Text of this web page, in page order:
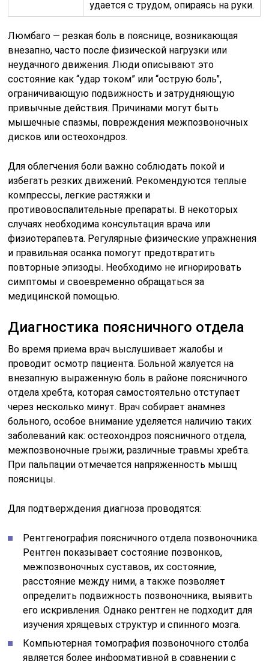
удается с трудом, опираясь на руки.
Люмбаго — резкая боль в пояснице, возникающая
внезапно, часто после физической нагрузки или
неудачного движения. Люди описывают это
состояние как “удар током” или “острую боль”,
ограничивающую подвижность и затрудняющую
привычные действия. Причинами могут быть
мышечные спазмы, повреждения межпозвоночных
дисков или остеохондроз.
Для облегчения боли важно соблюдать покой и
избегать резких движений. Рекомендуются теплые
компрессы, легкие растяжки и
противовоспалительные препараты. В некоторых
случаях необходима консультация врача или
физиотерапевта. Регулярные физические упражнения
и правильная осанка помогут предотвратить
повторные эпизоды. Необходимо не игнорировать
симптомы и своевременно обращаться за
медицинской помощью.
Диагностика поясничного отдела
Во время приема врач выслушивает жалобы и
проводит осмотр пациента. Больной жалуется на
внезапную выраженную боль в районе поясничного
отдела хребта, которая самостоятельно отступает
через несколько минут. Врач собирает анамнез
больного, особое внимание уделяется наличию таких
заболеваний как: остеохондроз поясничного отдела,
межпозвоночные грыжи, различные травмы хребта.
При пальпации отмечается напряженность мышц
поясницы.
Для подтверждения диагноза проводятся:
Рентгенография поясничного отдела позвоночника.
Рентген показывает состояние позвонков,
межпозвоночных суставов, их состояние,
расстояние между ними, а также позволяет
определить подвижность позвоночника, выявить
его искривления. Однако рентген не подходит для
изучения хрящевых структур и спинного мозга.
Компьютерная томография позвоночного столба
является более информативной в сравнении с